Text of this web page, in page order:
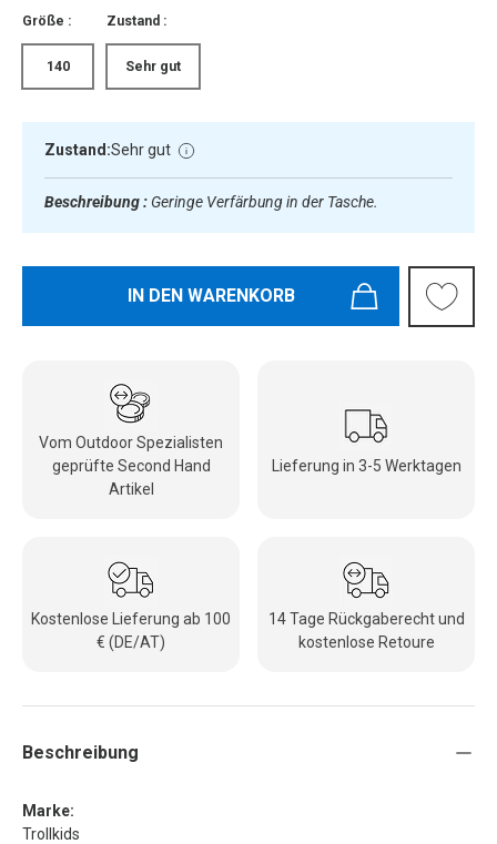
Größe :
140
Zustand :
Sehr gut
Zustand:Sehr gut
Beschreibung : Geringe Verfärbung in der Tasche.
IN DEN WARENKORB
Vom Outdoor Spezialisten
geprüfte Second Hand
Artikel
Lieferung in 3-5 Werktagen
Kostenlose Lieferung ab 100
€ (DE/AT)
14 Tage Rückgaberecht und
kostenlose Retoure
Beschreibung
Marke:
Trollkids